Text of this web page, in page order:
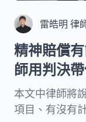
雷皓明 律
精神賠償
師用判決
本文中律師將
項目、有沒有